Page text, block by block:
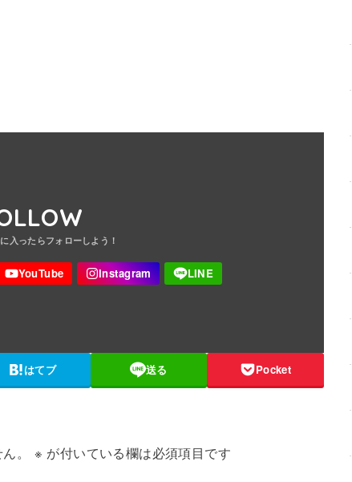
はてブ 送る Pocket
。 ※ が付いている欄は必須項目です